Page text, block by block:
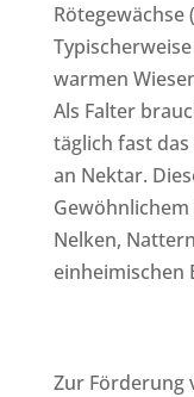
Rötegewächse (
warmen
Als Falter
täglich fast
an Nektar.
Nelken,
einheimischen
Zur Förderung